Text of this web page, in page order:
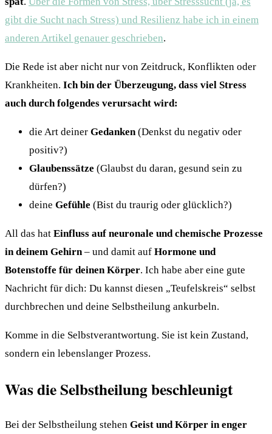
gibt die Sucht nach Stress) und Resilienz habe ich in einem
anderen Artikel genauer geschrieben.
Die Rede ist aber nicht nur von Zeitdruck, Konflikten oder
Krankheiten. Ich bin der Überzeugung, dass viel Stress
auch durch folgendes verursacht wird:
die Art deiner Gedanken(Denkst du negativ oder
positiv?)
Glaubenssätze (Glaubst du daran, gesund sein zu
dürfen?)
deine Gefühle (Bist du traurig oder glücklich?)
All das hat Einfluss auf neuronale und chemische Prozesse
in deinem Gehirn– und damit auf Hormone und
Botenstoffe für deinen Körper. Ich habe aber eine gute
Nachricht für dich: Du kannst diesen „Teufelskreis“ selbst
durchbrechen und deine Selbstheilung ankurbeln.
Komme in die Selbstverantwortung. Sie ist kein Zustand,
sondern ein lebenslanger Prozess.
Was die Selbstheilung beschleunigt
Bei der Selbstheilung stehen Geist und Körper in enger